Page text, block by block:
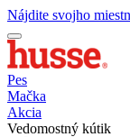
Nájdite svojho
Pes
Mačka
Akcia
Vedomostný kútik